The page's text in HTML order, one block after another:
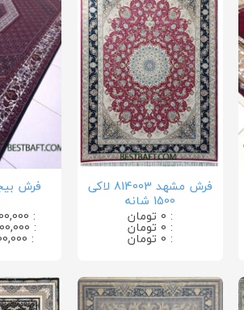
فرش مشهد 814003 لاکی
1500 شانه
: 0 تومان
: 0 تومان
: 0 تومان
: 36,500,000 تومان
: 23,500,000 تومان
: 14,900,000 تومان